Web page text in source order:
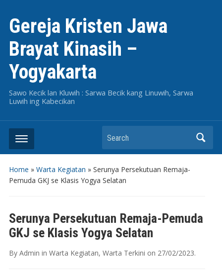
Gereja Kristen Jawa
Brayat Kinasih –
Yogyakarta
Sawo Kecik lan Kluwih : Sarwa Becik kang Linuwih, Sarwa
Luwih ing Kabecikan
Search
Home » Warta Kegiatan » Serunya Persekutuan Remaja-
Pemuda GKJ se Klasis Yogya Selatan
Serunya Persekutuan Remaja-Pemuda
GKJ se Klasis Yogya Selatan
By Admin in Warta Kegiatan, Warta Terkini on 27/02/2023.